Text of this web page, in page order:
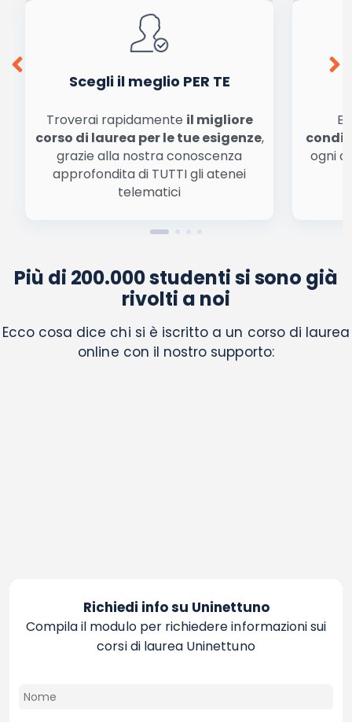
Ho letto e acconsento l'
Acconsento all'uso dei miei dati da parte di terzi per
finalità di marketing diretto con modalità
conferma e pubblica
Scegli il meglio PER TE
Troverai rapidamente il migliore
corso di laurea per le tue esigenze,
grazie alla nostra conoscenza
approfondita di TUTTI gli atenei
telematici
ogni
Più di 200.000 studenti si sono già
rivolti a noi
Ecco cosa dice chi si è iscritto a un corso di laurea
online con il nostro supporto:
Richiedi info su Uninettuno
Compila il modulo per richiedere informazioni sui
corsi di laurea Uninettuno